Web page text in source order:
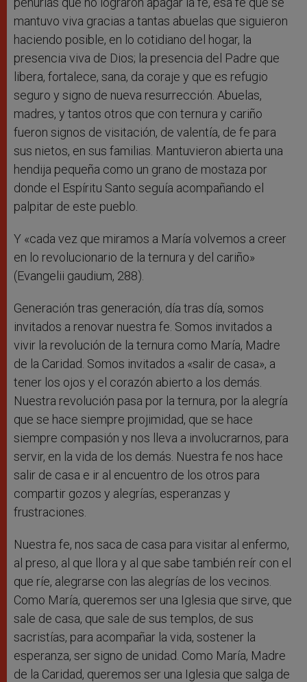
mantuvo viva gracias a tantas abuelas que siguieron
haciendo posible, en lo cotidiano del hogar, la
presencia viva de Dios; la presencia del Padre que
libera, fortalece, sana, da coraje y que es refugio
seguro y signo de nueva resurrección. Abuelas,
madres, y tantos otros que con ternura y cariño
fueron signos de visitación, de valentía, de fe para
sus nietos, en sus familias. Mantuvieron abierta una
hendija pequeña como un grano de mostaza por
donde el Espíritu Santo seguía acompañando el
palpitar de este pueblo.
Y «cada vez que miramos a María volvemos a creer
en lo revolucionario de la ternura y del cariño»
(Evangelii gaudium, 288).
Generación tras generación, día tras día, somos
invitados a renovar nuestra fe. Somos invitados a
vivir la revolución de la ternura como María, Madre
de la Caridad. Somos invitados a «salir de casa», a
tener los ojos y el corazón abierto a los demás.
Nuestra revolución pasa por la ternura, por la alegría
que se hace siempre projimidad, que se hace
siempre compasión y nos lleva a involucrarnos, para
servir, en la vida de los demás. Nuestra fe nos hace
salir de casa e ir al encuentro de los otros para
compartir gozos y alegrías, esperanzas y
frustraciones.
Nuestra fe, nos saca de casa para visitar al enfermo,
al preso, al que llora y al que sabe también reír con el
que ríe, alegrarse con las alegrías de los vecinos.
Como María, queremos ser una Iglesia que sirve, que
sale de casa, que sale de sus templos, de sus
sacristías, para acompañar la vida, sostener la
esperanza, ser signo de unidad. Como María, Madre
de la Caridad, queremos ser una Iglesia que salga de